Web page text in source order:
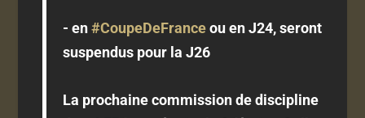
- en#CoupeDeFranceou en J24, seront
suspendus pour la J26
La prochaine commission de discipline